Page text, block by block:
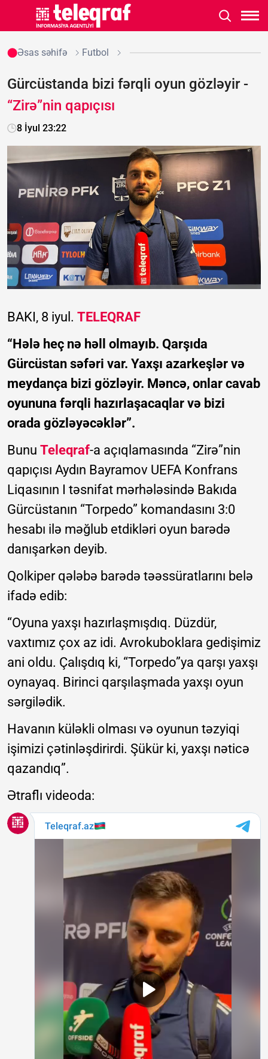
Əsas səhifə Futbol
Gürcüstanda bizi fərqli oyun gözləyir -
“Zirə”nin qapıçısı
8 İyul 23:22
BAKI, 8 iyul. TELEQRAF
“Hələ heç nə həll olmayıb. Qarşıda
Gürcüstan səfəri var. Yaxşı azarkeşlər və
meydança bizi gözləyir. Məncə, onlar cavab
oyununa fərqli hazırlaşacaqlar və bizi
orada gözləyəcəklər”.
Bunu Teleqraf-a açıqlamasında “Zirə”nin
qapıçısı Aydın Bayramov UEFA Konfrans
Liqasının I təsnifat mərhələsində Bakıda
Gürcüstanın “Torpedo” komandasını 3:0
hesabı ilə məğlub etdikləri oyun barədə
danışarkən deyib.
Qolkiper qələbə barədə təəssüratlarını belə
ifadə edib:
“Oyuna yaxşı hazırlaşmışdıq. Düzdür,
vaxtımız çox az idi. Avrokuboklara gedişimiz
ani oldu. Çalışdıq ki, “Torpedo”ya qarşı yaxşı
oynayaq. Birinci qarşılaşmada yaxşı oyun
sərgilədik.
Havanın küləkli olması və oyunun təzyiqi
işimizi çətinləşdirirdi. Şükür ki, yaxşı nəticə
qazandıq”.
Ətraflı videoda: